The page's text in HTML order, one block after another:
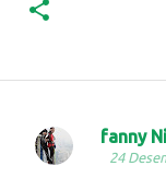
K
fanny
24